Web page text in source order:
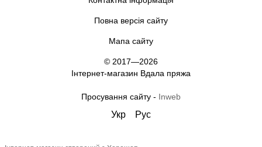
Повна версія сайту
Мапа сайту
© 2017—2026
Інтернет-магазин Вдала пряжа
Просування сайту - Inweb
Укр Рус